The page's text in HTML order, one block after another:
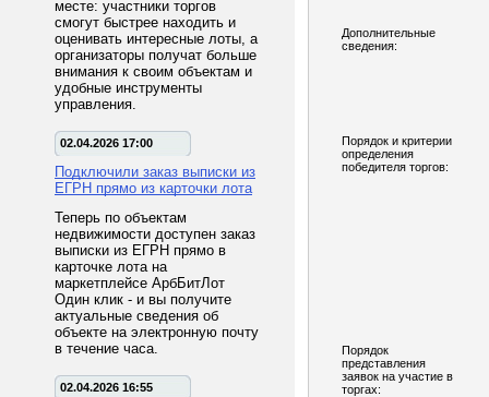
месте: участники торгов
смогут быстрее находить и
оценивать интересные лоты, а
организаторы получат больше
внимания к своим объектам и
удобные инструменты
управления.
02.04.2026 17:00
Подключили заказ выписки из
ЕГРН прямо из карточки лота
Теперь по объектам
недвижимости доступен заказ
выписки из ЕГРН прямо в
карточке лота на
маркетплейсе АрбБитЛот
Один клик - и вы получите
актуальные сведения об
объекте на электронную почту
в течение часа.
02.04.2026 16:55
Дополнительные
сведения:
Порядок и критерии
определения
победителя торгов:
Порядок
представления
заявок на участие в
торгах: